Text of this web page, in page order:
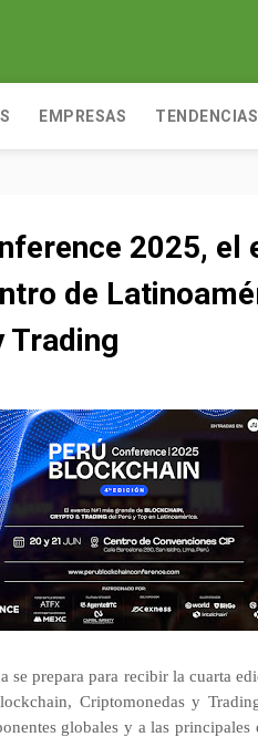
EMPRESAS TENDENCIAS
2025, el
de
Trading
se prepara para recibir la cuarta
Criptomonedas y
globales y a las